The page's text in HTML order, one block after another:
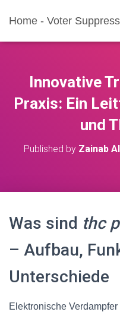
Home - Voter
Innovative
Praxis: Ein
und
Published by Zainab
Was sind thc
– Aufbau,
Unterschiede
Elektronische